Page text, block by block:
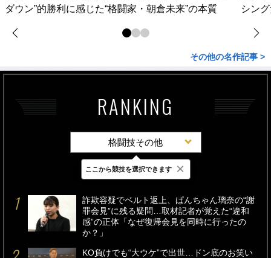
ダウン”的勝利に感じた“格闘家・朝倉未来”の本質
シン
その他の名作記事 >
RANKING
格闘技その他
最新 24時間 週間
詐欺容疑でベルト返上、ぱんちゃん璃奈の“謝
罪会見”に残る疑問…取材記者が覚えた“違和
感”の正体「なぜ復帰会見を同時に行ったの
か？」
KO負けでも“大ウケ”で出世…ドン底のお笑い
ここから競技を選択できます ×